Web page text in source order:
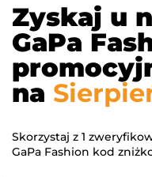
Zyskaj u
GaPa
na
Skorzystaj z 1
GaPa Fashion kod